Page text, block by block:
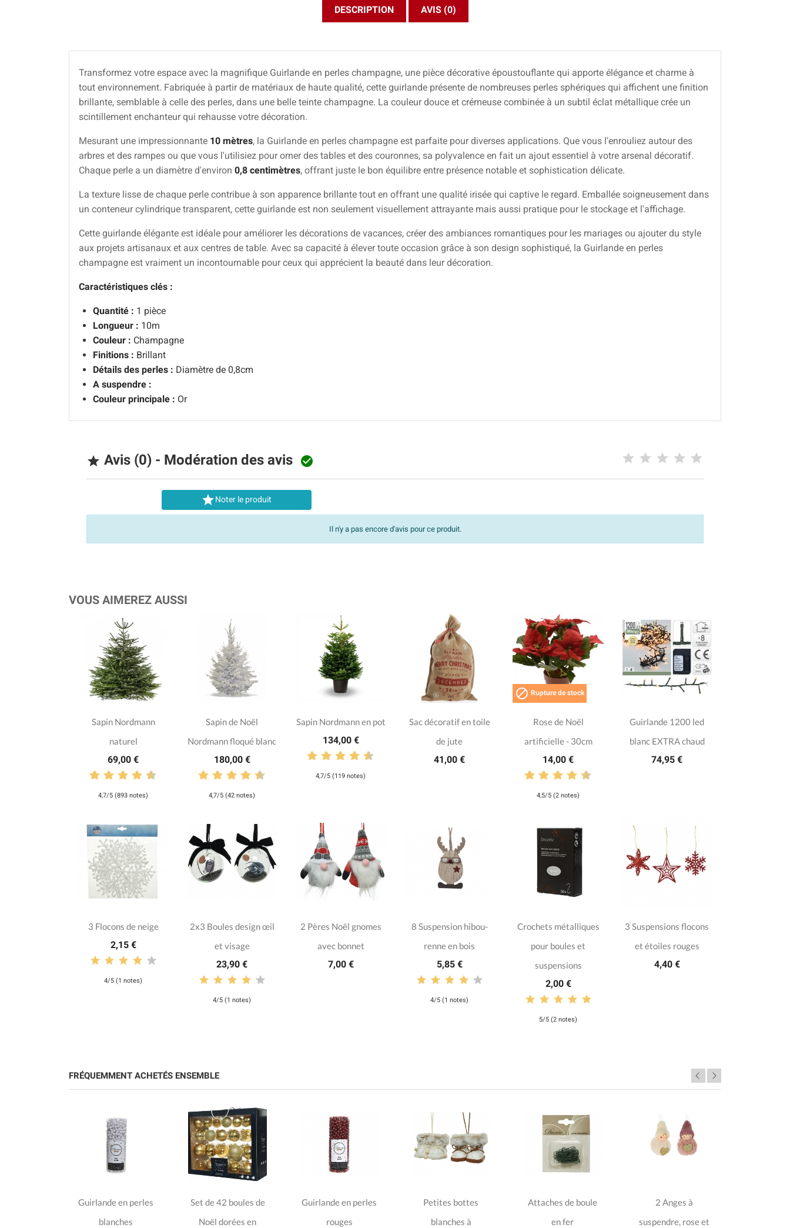
DESCRIPTION AVIS (0)
Transformez votre espace avec la magnifique Guirlande en perles champagne, une pièce décorative époustouflante qui apporte élégance et charme à
tout environnement. Fabriquée à partir de matériaux de haute qualité, cette guirlande présente de nombreuses perles sphériques qui affichent une finition
brillante, semblable à celle des perles, dans une belle teinte champagne. La couleur douce et crémeuse combinée à un subtil éclat métallique crée un
scintillement enchanteur qui rehausse votre décoration.
Mesurant une impressionnante 10 mètres, la Guirlande en perles champagne est parfaite pour diverses applications. Que vous l'enrouliez autour des
arbres et des rampes ou que vous l'utilisiez pour orner des tables et des couronnes, sa polyvalence en fait un ajout essentiel à votre arsenal décoratif.
Chaque perle a un diamètre d'environ 0,8 centimètres, offrant juste le bon équilibre entre présence notable et sophistication délicate.
La texture lisse de chaque perle contribue à son apparence brillante tout en offrant une qualité irisée qui captive le regard. Emballée soigneusement dans
un conteneur cylindrique transparent, cette guirlande est non seulement visuellement attrayante mais aussi pratique pour le stockage et l'affichage.
Cette guirlande élégante est idéale pour améliorer les décorations de vacances, créer des ambiances romantiques pour les mariages ou ajouter du style
aux projets artisanaux et aux centres de table. Avec sa capacité à élever toute occasion grâce à son design sophistiqué, la Guirlande en perles
champagne est vraiment un incontournable pour ceux qui apprécient la beauté dans leur décoration.
Caractéristiques clés :
Quantité : 1 pièce
Longueur : 10m
Couleur : Champagne
Finitions : Brillant
Détails des perles : Diamètre de 0,8cm
A suspendre :
Couleur principale : Or
 Avis (0) - Modération des avis 
Noter le produit
Il n'y a pas encore d'avis pour ce produit.
VOUS AIMEREZ AUSSI
Sapin Nordmann
naturel
69,00 €
4,7/5 (893 notes)
Sapin de Noël
Nordmann floqué blanc
180,00 €
4,7/5 (42 notes)
Sapin Nordmann en pot
134,00 €
4,7/5 (119 notes)
Sac décoratif en toile
de jute
41,00 €
 Rupture de stock
Rose de Noël
artificielle - 30cm
14,00 €
4,5/5 (2 notes)
Guirlande 1200 led
blanc EXTRA chaud
74,95 €
3 Flocons de neige
2,15 €
4/5 (1 notes)
2x3 Boules design œil
et visage
23,90 €
4/5 (1 notes)
2 Pères Noël gnomes
avec bonnet
7,00 €
8 Suspension hibou-
renne en bois
5,85 €
4/5 (1 notes)
Crochets métalliques
pour boules et
suspensions
2,00 €
5/5 (2 notes)
3 Suspensions flocons
et étoiles rouges
4,40 €
FRÉQUEMMENT ACHETÉS ENSEMBLE
Guirlande en perles
blanches
Set de 42 boules de
Noël dorées en
Guirlande en perles
rouges
Petites bottes
blanches à
Attaches de boule
en fer
2 Anges à
suspendre, rose et